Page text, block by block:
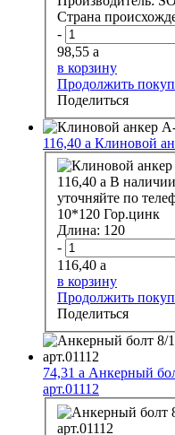
Страна
-
98,55 a
в корзину
Продолжить
Поделиться
116,40 a Клиновой
116,40 a В наличии
уточняйте по
10*120 Гор.цинк
Длина: 120
-
116,40 a
в корзину
Продолжить
Поделиться
74,31 a Анкерный
арт.01112